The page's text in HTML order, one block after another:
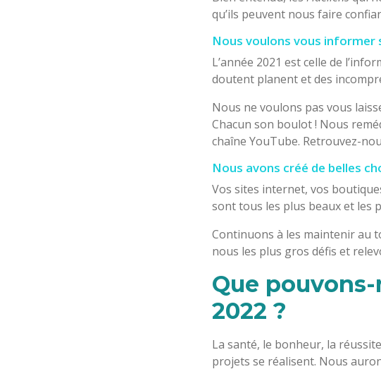
qu’ils peuvent nous faire
Nous voulons vous
L’année 2021 est celle de
doutent planent et des
Nous ne voulons pas vous
Chacun son boulot ! Nous
chaîne YouTube. Retrouvez-
Nous avons créé de belles
Vos sites internet, vos
sont tous les plus beaux et les
Continuons à les maintenir au
nous les plus gros défis et
Que
2022 ?
La santé, le bonheur, la
projets se réalisent. Nous